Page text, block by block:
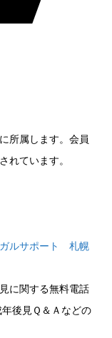
所属します。会員
れています。
ルサポート 札幌
に関する無料電話
後見Ｑ＆Ａなどの